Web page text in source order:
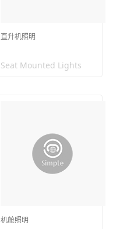
直升机照明
Seat Mounted Lights
机舱照明